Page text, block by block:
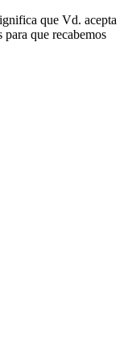
que Vd. acepta
que recabemos